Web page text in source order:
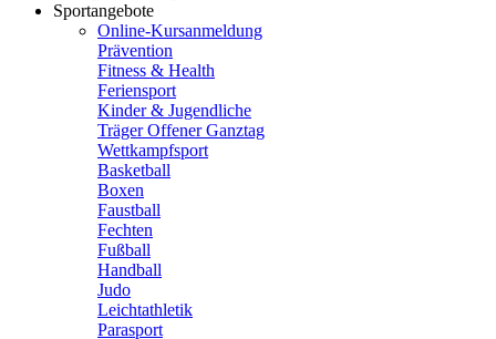
Sportangebote
Online-Kursanmeldung
Prävention
Fitness & Health
Feriensport
Kinder & Jugendliche
Träger Offener Ganztag
Wettkampfsport
Basketball
Boxen
Faustball
Fechten
Fußball
Handball
Judo
Leichtathletik
Parasport